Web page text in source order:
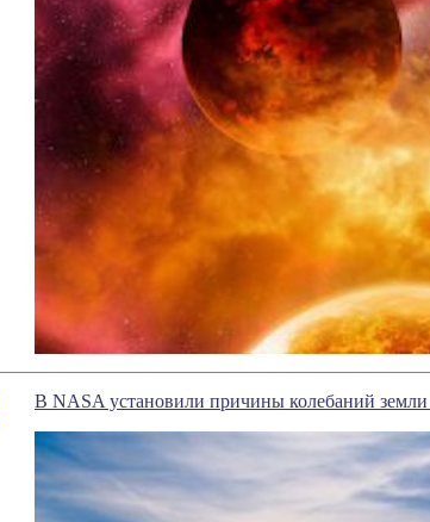
В NASA установили причины колебаний